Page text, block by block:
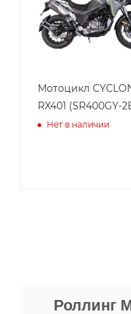
Мотоцикл
RX401 (SR400GY-
Нет в наличии
Роллинг